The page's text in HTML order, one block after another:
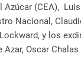
Azúcar (CEA),
Nacional,
y los
Azar, Oscar